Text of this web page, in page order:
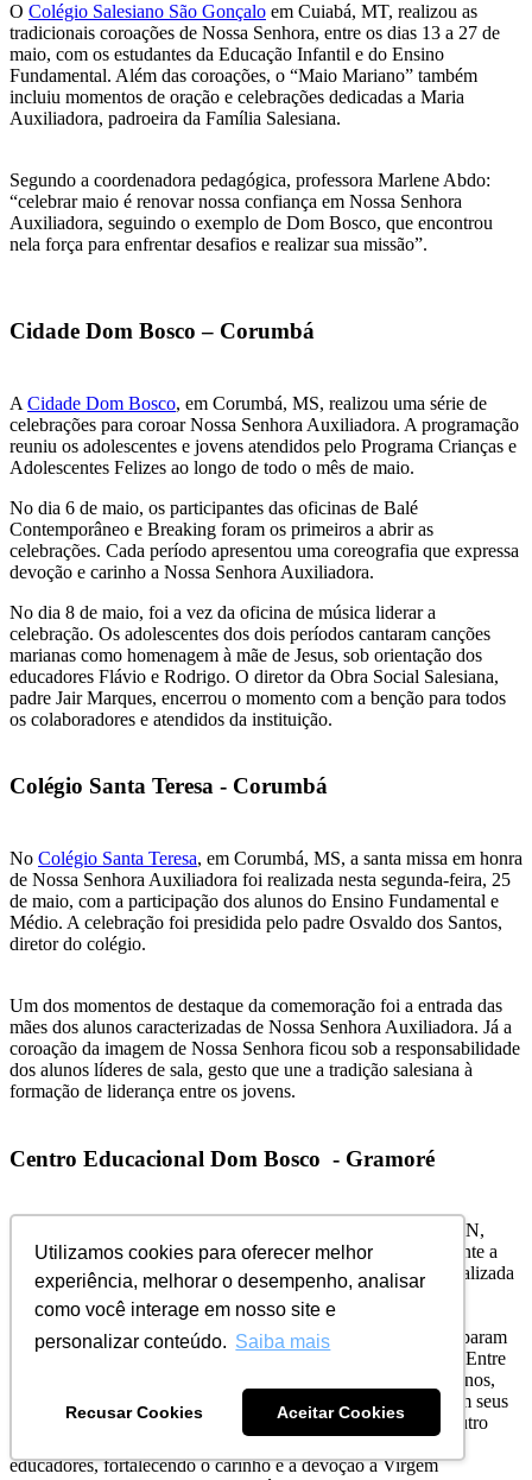
Utilizamos cookies para oferecer melhor
experiência, melhorar o desempenho, analisar
como você interage em nosso site e
personalizar conteúdo. Saiba mais
Recusar Cookies Aceitar Cookies
O Colégio Salesiano São Gonçalo em Cuiabá, MT, realizou as
tradicionais coroações de Nossa Senhora, entre os dias 13 a 27 de
maio, com os estudantes da Educação Infantil e do Ensino
Fundamental. Além das coroações, o “Maio Mariano” também
incluiu momentos de oração e celebrações dedicadas a Maria
Auxiliadora, padroeira da Família Salesiana.
Segundo a coordenadora pedagógica, professora Marlene Abdo:
“celebrar maio é renovar nossa confiança em Nossa Senhora
Auxiliadora, seguindo o exemplo de Dom Bosco, que encontrou
nela força para enfrentar desafios e realizar sua missão”.
Cidade Dom Bosco – Corumbá
A Cidade Dom Bosco, em Corumbá, MS, realizou uma série de
celebrações para coroar Nossa Senhora Auxiliadora. A programação
reuniu os adolescentes e jovens atendidos pelo Programa Crianças e
Adolescentes Felizes ao longo de todo o mês de maio.
No dia 6 de maio, os participantes das oficinas de Balé
Contemporâneo e Breaking foram os primeiros a abrir as
celebrações. Cada período apresentou uma coreografia que expressa
devoção e carinho a Nossa Senhora Auxiliadora.
No dia 8 de maio, foi a vez da oficina de música liderar a
celebração. Os adolescentes dos dois períodos cantaram canções
marianas como homenagem à mãe de Jesus, sob orientação dos
educadores Flávio e Rodrigo. O diretor da Obra Social Salesiana,
padre Jair Marques, encerrou o momento com a benção para todos
os colaboradores e atendidos da instituição.
Colégio Santa Teresa - Corumbá
No Colégio Santa Teresa, em Corumbá, MS, a santa missa em honra
de Nossa Senhora Auxiliadora foi realizada nesta segunda-feira, 25
de maio, com a participação dos alunos do Ensino Fundamental e
Médio. A celebração foi presidida pelo padre Osvaldo dos Santos,
diretor do colégio.
Um dos momentos de destaque da comemoração foi a entrada das
mães dos alunos caracterizadas de Nossa Senhora Auxiliadora. Já a
coroação da imagem de Nossa Senhora ficou sob a responsabilidade
dos alunos líderes de sala, gesto que une a tradição salesiana à
formação de liderança entre os jovens.
Centro Educacional Dom Bosco - Gramoré
de Gramoré, em Natal, RN,
viveu um dia marcado pela fé, emoção e espiritualidade durante a
missa mensal em memória de Nossa Senhora Auxiliadora, realizada
no dia 25 de maio.
Educandos, educadores, colaboradores e comunidade participaram
de momentos profundamente marcantes de devoção e união. Entre
eles, a tradicional queima das cartinhas escritas pelos oratorianos,
gesto simbólico no qual as crianças e adolescentes entregaram seus
pedidos, sonhos e agradecimentos à intercessão de Maria. Outro
educadores, fortalecendo o carinho e a devoção à Virgem